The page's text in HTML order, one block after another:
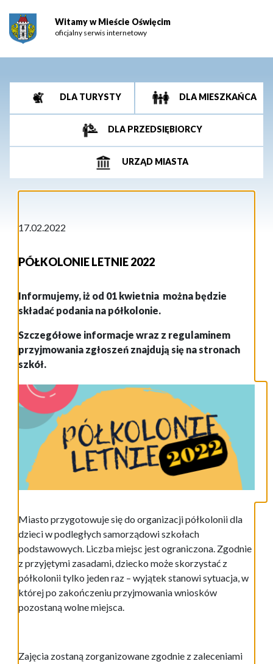
Witamy w Mieście Oświęcim
oficjalny serwis internetowy
DLA TURYSTY DLA MIESZKAŃCA
DLA PRZEDSIĘBIORCY
URZĄD MIASTA
17.02.2022
PÓŁKOLONIE LETNIE 2022
Informujemy, iż od 01 kwietnia można będzie
składać podania na półkolonie.
Szczegółowe informacje wraz z regulaminem
przyjmowania zgłoszeń znajdują się na stronach
szkół.
Miasto przygotowuje się do organizacji półkolonii dla
dzieci w podległych samorządowi szkołach
podstawowych. Liczba miejsc jest ograniczona. Zgodnie
z przyjętymi zasadami, dziecko może skorzystać z
półkolonii tylko jeden raz – wyjątek stanowi sytuacja, w
której po zakończeniu przyjmowania wniosków
pozostaną wolne miejsca.
Zajęcia zostaną zorganizowane zgodnie z zaleceniami